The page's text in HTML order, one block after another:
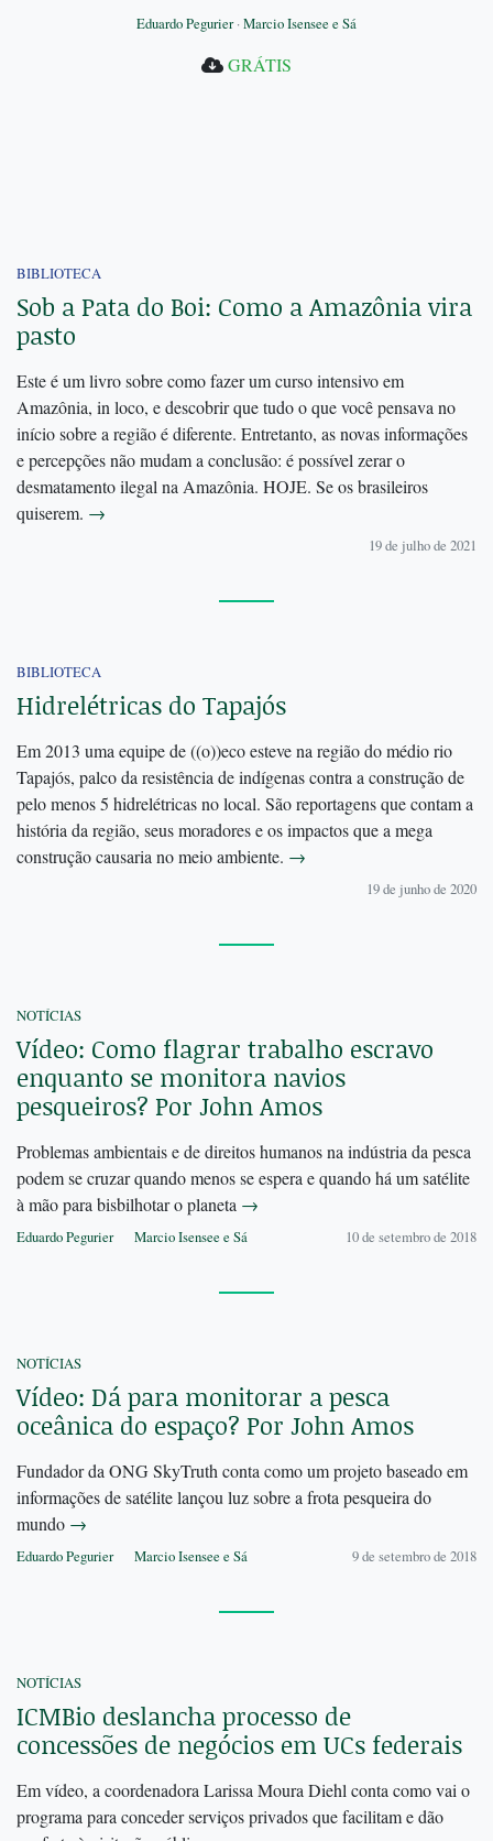
Eduardo Pegurier·Marcio Isensee e Sá
GRÁTIS
BIBLIOTECA
Sob a Pata do Boi: Como a Amazônia vira
pasto
Este é um livro sobre como fazer um curso intensivo em
Amazônia, in loco, e descobrir que tudo o que você pensava no
início sobre a região é diferente. Entretanto, as novas informações
e percepções não mudam a conclusão: é possível zerar o
desmatamento ilegal na Amazônia. HOJE. Se os brasileiros
quiserem. →
19 de julho de 2021
BIBLIOTECA
Hidrelétricas do Tapajós
Em 2013 uma equipe de ((o))eco esteve na região do médio rio
Tapajós, palco da resistência de indígenas contra a construção de
pelo menos 5 hidrelétricas no local. São reportagens que contam a
história da região, seus moradores e os impactos que a mega
construção causaria no meio ambiente. →
19 de junho de 2020
NOTÍCIAS
Vídeo: Como flagrar trabalho escravo
enquanto se monitora navios
pesqueiros? Por John Amos
Problemas ambientais e de direitos humanos na indústria da pesca
podem se cruzar quando menos se espera e quando há um satélite
à mão para bisbilhotar o planeta →
Eduardo Pegurier Marcio Isensee e Sá 10 de setembro de 2018
NOTÍCIAS
Vídeo: Dá para monitorar a pesca
oceânica do espaço? Por John Amos
Fundador da ONG SkyTruth conta como um projeto baseado em
informações de satélite lançou luz sobre a frota pesqueira do
mundo →
Eduardo Pegurier Marcio Isensee e Sá 9 de setembro de 2018
NOTÍCIAS
ICMBio deslancha processo de
concessões de negócios em UCs federais
Em vídeo, a coordenadora Larissa Moura Diehl conta como vai o
programa para conceder serviços privados que facilitam e dão